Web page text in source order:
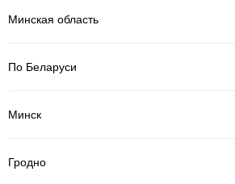
Минская область
По Беларуси
Минск
Гродно